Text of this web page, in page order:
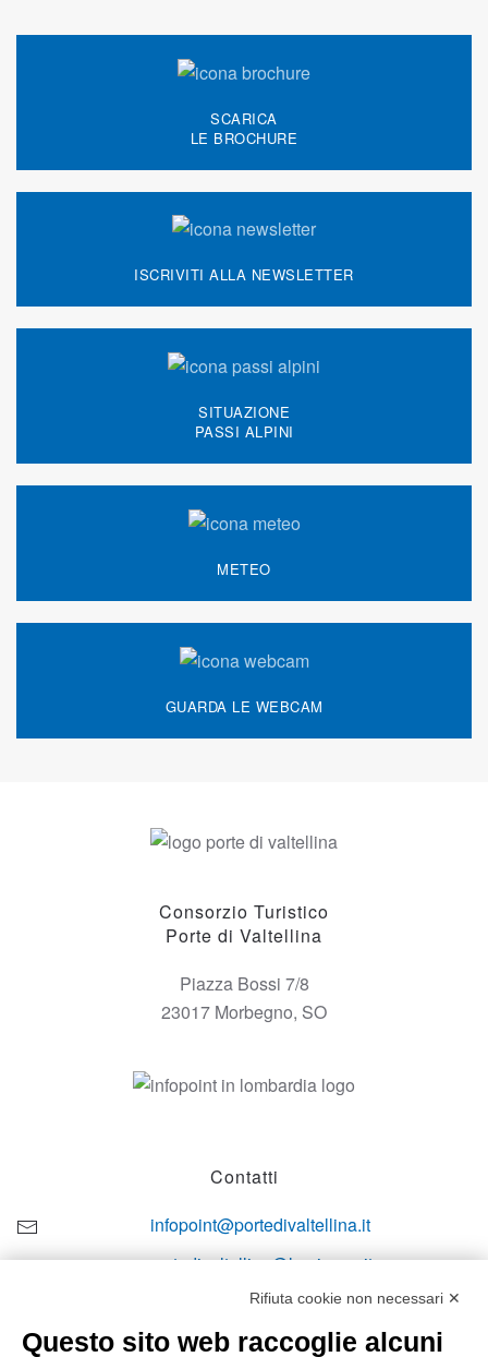
SCARICA
LE BROCHURE
ISCRIVITI ALLA NEWSLETTER
SITUAZIONE
PASSI ALPINI
METEO
GUARDA LE WEBCAM
Consorzio Turistico
Porte di Valtellina
Piazza Bossi 7/8
23017 Morbegno, SO
Contatti
infopoint@portedivaltellina.it
portedivaltellina@lamiapec.it
+39 0342 601140
Rifiuta cookie non necessari ✕
Questo sito web raccoglie alcuni